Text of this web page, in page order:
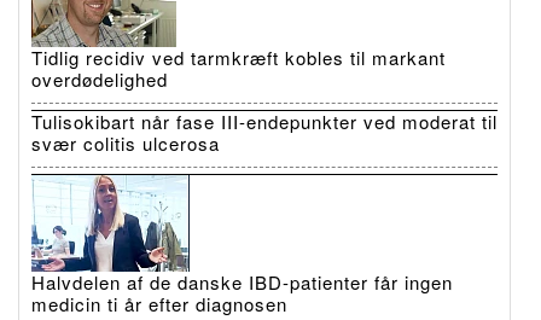
Tidlig recidiv ved tarmkræft kobles til markant
overdødelighed
Tulisokibart når fase III-endepunkter ved moderat til
svær colitis ulcerosa
Halvdelen af de danske IBD-patienter får ingen
medicin ti år efter diagnosen